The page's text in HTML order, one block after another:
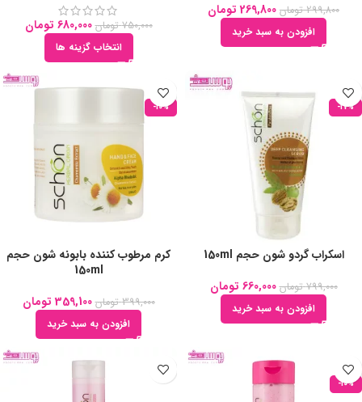
299,800 تومان 269,800 تومان
افزودن به سبد خرید 750,000 تومان 680,000 تومان
انتخاب گزینه ها
-17%
اسکراب گردو شون حجم 150ml
799,000 تومان 660,000 تومان
افزودن به سبد خرید
-10%
کرم مرطوب کننده بابونه شون حجم
150ml
399,000 تومان 359,100 تومان
افزودن به سبد خرید
-10%